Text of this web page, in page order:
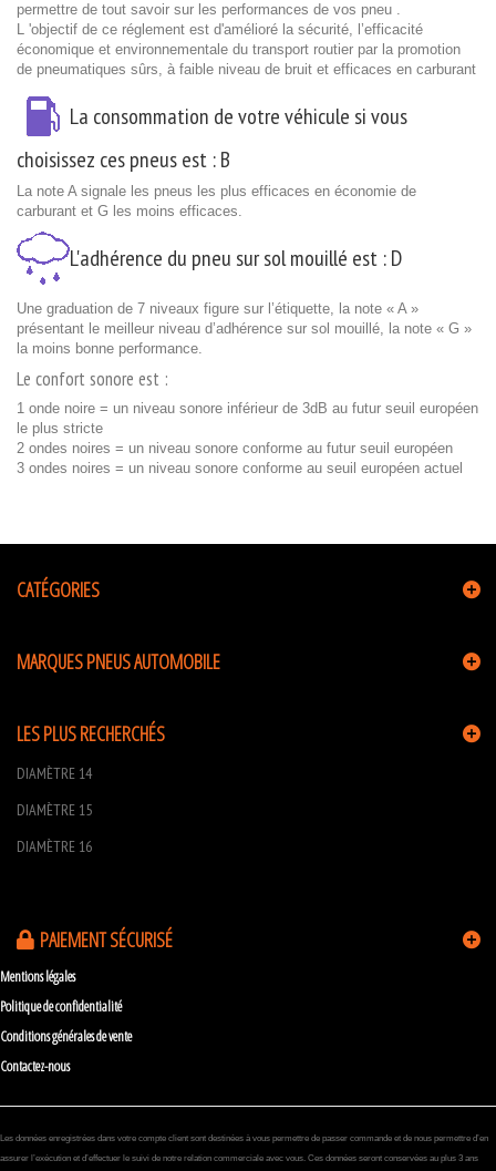
permettre de tout savoir sur les performances de vos pneu .
L 'objectif de ce réglement est d'amélioré la sécurité, l’efficacité
économique et environnementale du transport routier par la promotion
de pneumatiques sûrs, à faible niveau de bruit et efficaces en carburant
La consommation de votre véhicule si vous
choisissez ces pneus est :B
La note A signale les pneus les plus efficaces en économie de
carburant et G les moins efficaces.
L'adhérence du pneu sur sol mouillé est :D
Une graduation de 7 niveaux figure sur l’étiquette, la note « A »
présentant le meilleur niveau d’adhérence sur sol mouillé, la note « G »
la moins bonne performance.
Le confort sonore est :
1 onde noire = un niveau sonore inférieur de 3dB au futur seuil européen
le plus stricte
2 ondes noires = un niveau sonore conforme au futur seuil européen
3 ondes noires = un niveau sonore conforme au seuil européen actuel
CATÉGORIES
MARQUES PNEUS AUTOMOBILE
LES PLUS RECHERCHÉS
DIAMÈTRE 14
DIAMÈTRE 15
DIAMÈTRE 16
PAIEMENT SÉCURISÉ
Mentions légales
Politique de confidentialité
Conditions générales de vente
Contactez-nous
Les données enregistrées dans votre compte client sont destinées à vous permettre de passer commande et de nous permettre d’en
assurer l’exécution et d’effectuer le suivi de notre relation commerciale avec vous. Ces données seront conservées au plus 3 ans